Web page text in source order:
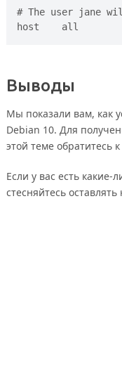
# The user jane
Выводы
Мы показали вам, как
Debian 10. Для
этой теме обратитесь к
Если у вас есть
стесняйтесь